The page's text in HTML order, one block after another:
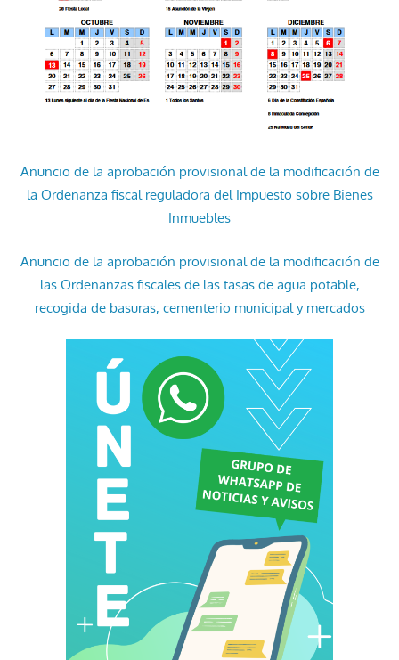
Anuncio de la aprobación provisional de la modificación de
la Ordenanza fiscal reguladora del Impuesto sobre Bienes
Inmuebles
Anuncio de la aprobación provisional de la modificación de
las Ordenanzas fiscales de las tasas de agua potable,
recogida de basuras, cementerio municipal y mercados